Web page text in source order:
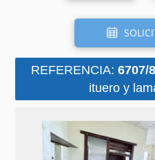
REFERENCIA: 6707/
ituero y